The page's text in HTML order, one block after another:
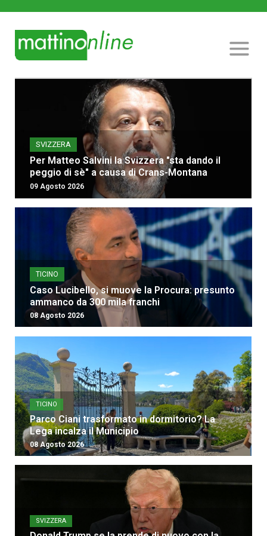
SVIZZERA
Per Matteo Salvini la Svizzera "sta dando il
peggio di sè" a causa di Crans-Montana
09 Agosto 2026
TICINO
Caso Lucibello, si muove la Procura: presunto
ammanco da 300 mila franchi
08 Agosto 2026
TICINO
Parco Ciani trasformato in dormitorio? La
Lega incalza il Municipio
08 Agosto 2026
SVIZZERA